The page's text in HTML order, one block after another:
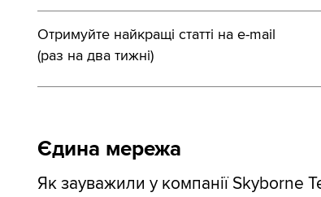
Отримуйте найкращі статті на e-mail
(раз на два тижні)
Єдина мережа
Як зауважили у компанії Skyborne